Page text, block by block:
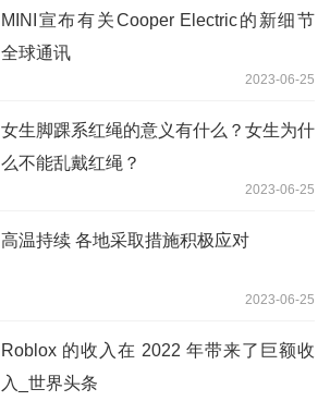
MINI宣布有关Cooper Electric的新细节
全球通讯
2023-06-25
女生脚踝系红绳的意义有什么？女生为什
么不能乱戴红绳？
2023-06-25
高温持续 各地采取措施积极应对
2023-06-25
Roblox 的收入在 2022 年带来了巨额收
入_世界头条